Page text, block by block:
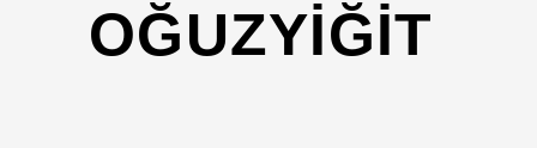
OĞUZYIĞIT